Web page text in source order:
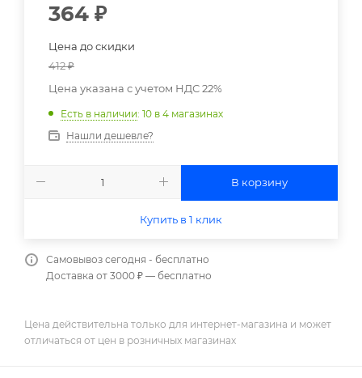
364 ₽
Цена до скидки
412₽
Цена указана с учетом НДС 22%
Есть в наличии: 10 в 4 магазинах
Нашли дешевле?
В корзину
Купить в 1 клик
Самовывоз сегодня - бесплатно
Доставка от 3000 ₽ — бесплатно
Цена действительна только для интернет-магазина и может
отличаться от цен в розничных магазинах